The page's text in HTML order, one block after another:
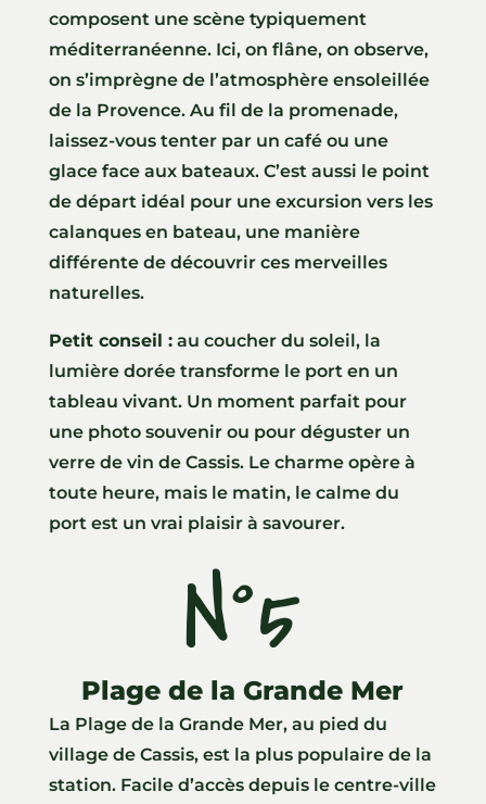
composent une scène typiquement
méditerranéenne. Ici, on flâne, on observe,
on s’imprègne de l’atmosphère ensoleillée
de la Provence. Au fil de la promenade,
laissez-vous tenter par un café ou une
glace face aux bateaux. C’est aussi le point
de départ idéal pour une excursion vers les
calanques en bateau, une manière
différente de découvrir ces merveilles
naturelles.
Petit conseil :au coucher du soleil, la
lumière dorée transforme le port en un
tableau vivant. Un moment parfait pour
une photo souvenir ou pour déguster un
verre de vin de Cassis. Le charme opère à
toute heure, mais le matin, le calme du
port est un vrai plaisir à savourer.
N°5
Plage de la Grande Mer
La Plage de la Grande Mer, au pied du
village de Cassis, est la plus populaire de la
station. Facile d’accès depuis le centre-ville